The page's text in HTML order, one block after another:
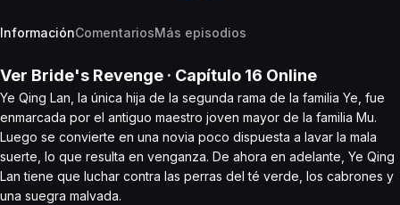
InformaciónComentariosMás episodios
Ver Bride's Revenge · Capítulo 16 Online
Ye Qing Lan, la única hija de la segunda rama de la familia Ye, fue
enmarcada por el antiguo maestro joven mayor de la familia Mu.
Luego se convierte en una novia poco dispuesta a lavar la mala
suerte, lo que resulta en venganza. De ahora en adelante, Ye Qing
Lan tiene que luchar contra las perras del té verde, los cabrones y
una suegra malvada.